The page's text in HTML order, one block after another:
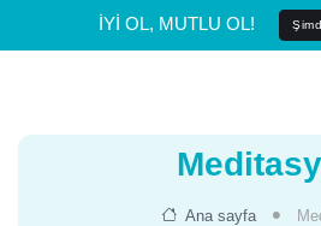
İYİ OL, MUTLU OL!
Ana sayfa